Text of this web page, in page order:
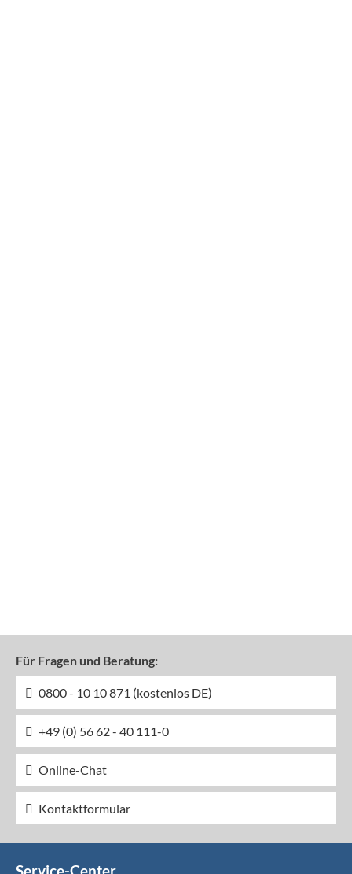
Für Fragen und Beratung:
0800 - 10 10 871 (kostenlos DE)
+49 (0) 56 62 - 40 111-0
Online-Chat
Kontaktformular
Service-Center